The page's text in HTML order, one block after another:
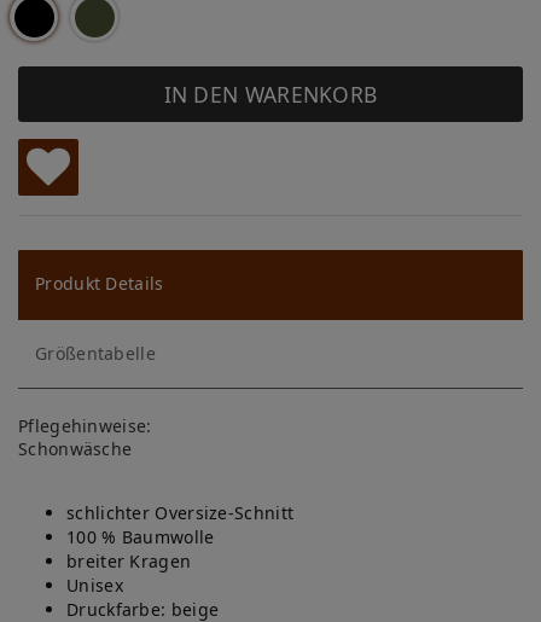
IN DEN WARENKORB
W
u
ns
ch
lis
te
Produkt Details
Größentabelle
Pflegehinweise:
Schonwäsche
schlichter Oversize-Schnitt
100 % Baumwolle
breiter Kragen
Unisex
Druckfarbe: beige